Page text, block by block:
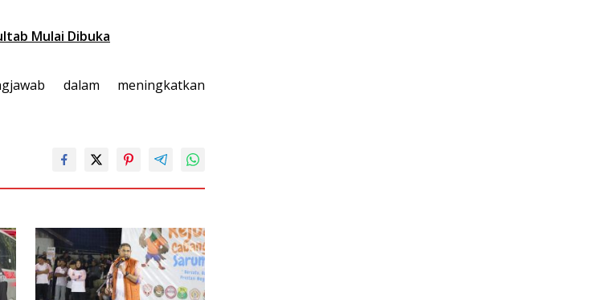
Mulai Dibuka
dalam meningkatkan